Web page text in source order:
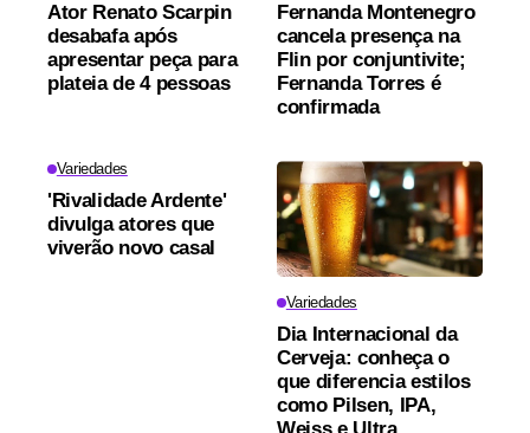
Ator Renato Scarpin
desabafa após
apresentar peça para
plateia de 4 pessoas
Fernanda Montenegro
cancela presença na
Flin por conjuntivite;
Fernanda Torres é
confirmada
Variedades
'Rivalidade Ardente'
divulga atores que
viverão novo casal
Variedades
Dia Internacional da
Cerveja: conheça o
que diferencia estilos
como Pilsen, IPA,